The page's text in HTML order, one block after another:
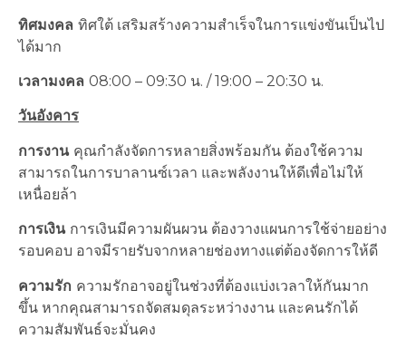
ทิศมงคล ทิศใต้ เสริมสร้างความสำเร็จในการแข่งขันเป็นไป
ได้มาก
เวลามงคล 08:00 – 09:30 น. / 19:00 – 20:30 น.
วันอังคาร
การงาน คุณกำลังจัดการหลายสิ่งพร้อมกัน ต้องใช้ความ
สามารถในการบาลานซ์เวลา และพลังงานให้ดีเพื่อไม่ให้
เหนื่อยล้า
การเงิน การเงินมีความผันผวน ต้องวางแผนการใช้จ่ายอย่าง
รอบคอบ อาจมีรายรับจากหลายช่องทางแต่ต้องจัดการให้ดี
ความรัก ความรักอาจอยู่ในช่วงที่ต้องแบ่งเวลาให้กันมาก
ขึ้น หากคุณสามารถจัดสมดุลระหว่างงาน และคนรักได้
ความสัมพันธ์จะมั่นคง